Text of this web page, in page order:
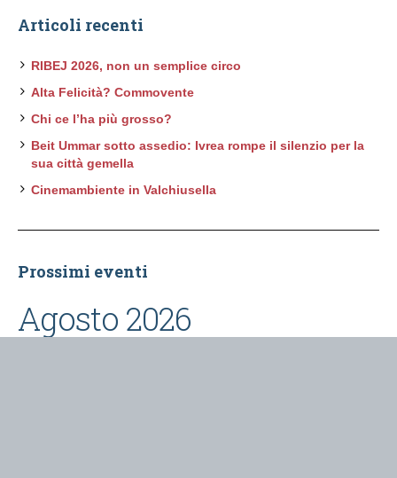
Articoli recenti
RIBEJ 2026, non un semplice circo
Alta Felicità? Commovente
Chi ce l’ha più grosso?
Beit Ummar sotto assedio: Ivrea rompe il silenzio per la
sua città gemella
Cinemambiente in Valchiusella
Prossimi eventi
Agosto 2026